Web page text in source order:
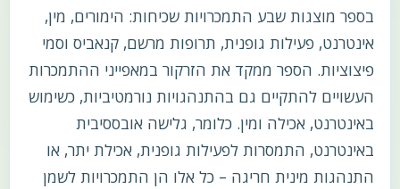
בספר מוצגות שבע התמכרויות שכיחות: הימורים, מין,
אינטרנט, פעילות גופנית, תרופות מרשם, קנאביס וסמי
פיצוציות. הספר ממקד את הזרקור במאפייני ההתמכרות
העשויים להתקיים גם בהתנהגויות נורמטיביות, כשימוש
באינטרנט, אכילה ומין. כלומר, גלישה אובססיבית
באינטרנט, התמסרות לפעילות גופנית, אכילת יתר, או
התנהגות מינית חריגה – כל אלו הן התמכרויות לשמן